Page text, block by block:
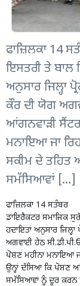
ਫਾਜ਼ਿਲਕਾ 14
ਇਸਤਰੀ ਤੇ ਬਾਲ
ਅਨੁਸਾਰ ਜਿਲ੍ਹਾ
ਕੌਰ ਦੀ ਯੋਗ
ਆਂਗਨਵਾੜੀ
ਮਨਾਇਆ ਜਾ
ਸਕੀਮ ਦੇ
ਸਮੱਸਿਆਵਾਂ […]
ਫਾਜ਼ਿਲਕਾ 14 ਸਤੰਬਰ
ਡਾਇਰੈਕਟਰ ਸਮਾਜਿਕ
ਹਦਾਇਤਾਂ ਅਨੁਸਾਰ
ਅਗਵਾਈ ਹੇਠ
ਪੋਸ਼ਣ ਮਹੀਨਾ ਮਨਾਇਆ
ਉਨ੍ਹਾਂ ਦੱਸਿਆ ਕਿ ਪੋਸ਼ਣ
ਸਮੱਸਿਆਵਾਂ ਨੂੰ ਦੂਰ ਕਰਨ